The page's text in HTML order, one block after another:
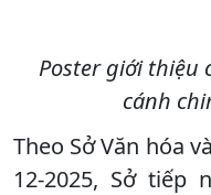
Poster giới thiệu
cánh
Theo Sở Văn hóa
12-2025, Sở